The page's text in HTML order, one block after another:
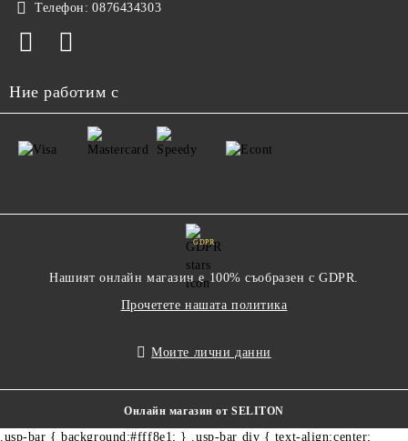
Телефон: 0876434303
Ние работим с
GDPR
Нашият онлайн магазин е 100% съобразен с GDPR.
Прочетете нашата политика
Моите лични данни
Онлайн магазин от SELITON
.usp-bar { background:#fff8e1; } .usp-bar div { text-align:center;